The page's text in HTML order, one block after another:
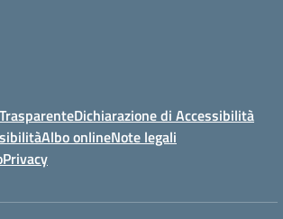
Dichiarazione di Accessibilità
Albo onlineNote legali
Privacy